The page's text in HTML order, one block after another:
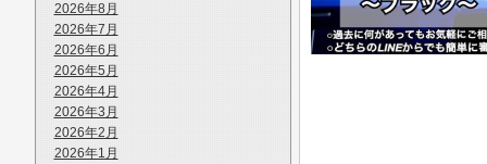
2026年8月
2026年7月
2026年6月
2026年5月
2026年4月
2026年3月
2026年2月
2026年1月